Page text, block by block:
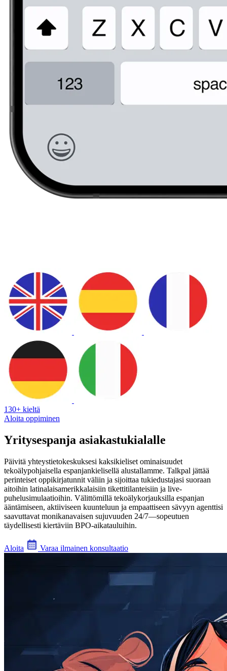
130+ kieltä
Aloita oppiminen
Yritysespanja asiakastukialalle
Päivitä yhteystietokeskuksesi kaksikieliset ominaisuudet
tekoälypohjaisella espanjankielisellä alustallamme. Talkpal jättää
perinteiset oppikirjatunnit väliin ja sijoittaa tukiedustajasi suoraan
aitoihin latinalaisamerikkalaisiin tikettitilanteisiin ja live-
puhelusimulaatioihin. Välittömillä tekoälykorjauksilla espanjan
ääntämiseen, aktiiviseen kuunteluun ja empaattiseen sävyyn agenttisi
saavuttavat monikanavaisen sujuvuuden 24/7—sopeutuen
täydellisesti kiertäviin BPO-aikatauluihin.
Aloita Varaa ilmainen konsultaatio